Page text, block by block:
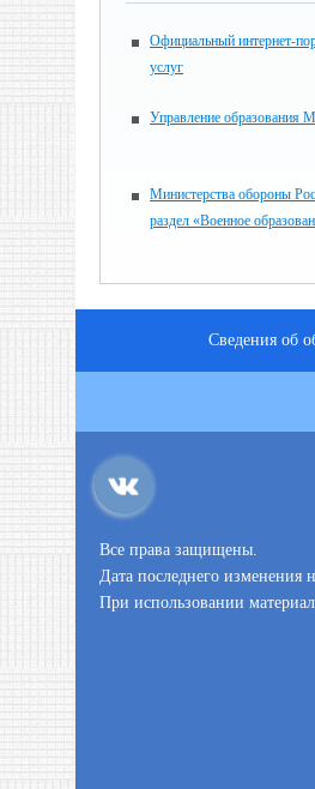
Официальный интернет-
услуг
Управление образования
Министерства обороны
раздел «Военное
Сведения об
Все права защищены.
Дата последнего изменения
При использовании